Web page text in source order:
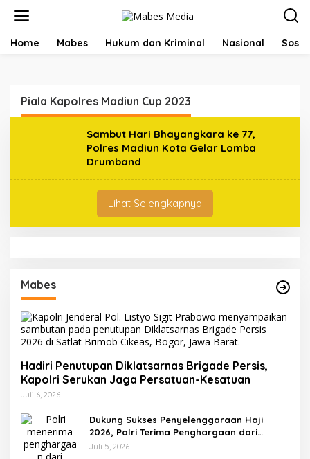
Home Mabes Hukum dan Kriminal Nasional
Piala Kapolres Madiun Cup 2023
Sambut Hari Bhayangkara ke 77,
Polres Madiun Kota Gelar Lomba
Drumband
Lihat Selengkapnya
Mabes
Hadiri Penutupan Diklatsarnas Brigade Persis,
Kapolri Serukan Jaga Persatuan-Kesatuan
Juli 6, 2026
Dukung Sukses Penyelenggaraan Haji
2026, Polri Terima Penghargaan dari
Kemenhaj dan Umrah
Juli 5, 2026